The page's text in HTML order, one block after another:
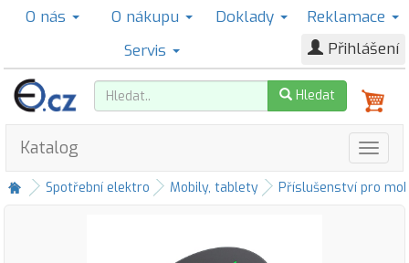
O nás O nákupu Doklady
Reklamace
Servis
Přihlášení
Hledat
Katalog
Spotřební elektro Mobily, tablety Příslušenství pro